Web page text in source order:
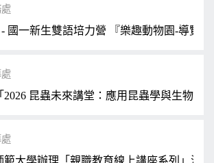
國一新生雙語培力營 『樂趣動物園-導覽
昆蟲未來講堂：應用昆蟲學與生物科
大學辦理「親職教育線上講座系列」活動